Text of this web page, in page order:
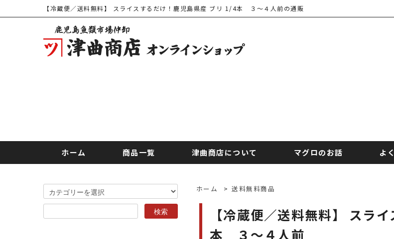
【冷蔵便／送料無料】 スライスするだけ！鹿児島県産 ブリ 1/4本 ３～４人前の通販
ホーム 商品一覧 津曲商店について マグロのお話 よ
ホーム > 送料無料商品
【冷蔵便／送料無料】 スラ
本 ３～４人前